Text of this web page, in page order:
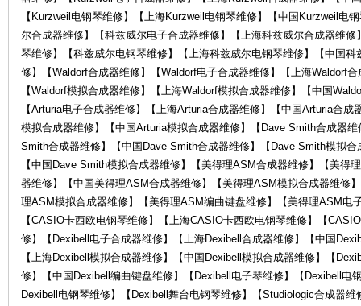
【Kurzweil电钢琴维修】【上海Kurzweil电钢琴维修】【中国Kurzweil电
尔合成器维修】【科兹威尔电子合成器维修】【上海科兹威尔合成器维
琴维修】【科兹威尔电钢琴维修】【上海科兹威尔电钢琴维修】【中国
修】【Waldorf合成器维修】【Waldorf电子合成器维修】【上海Waldorf
【Waldorf模拟合成器维修】【上海Waldorf模拟合成器维修】【中国
【Arturia电子合成器维修】【上海Arturia合成器维修】【中国Arturia合
模拟合成器维修】【中国Arturia模拟合成器维修】【Dave Smith合成器
Smith合成器维修】【中国Dave Smith合成器维修】【Dave Smith模拟
【中国Dave Smith模拟合成器维修】【美得理ASM合成器维修】【美得
器维修】【中国美得理ASM合成器维修】【美得理ASM模拟合成器维修
理ASM模拟合成器维修】【美得理ASM编曲键盘维修】【美得理ASM电
【CASIO卡西欧电钢琴维修】【上海CASIO卡西欧电钢琴维修】【
修】【Dexibell电子合成器维修】【上海Dexibell合成器维修】【中国
【上海Dexibell模拟合成器维修】【中国Dexibell模拟合成器维修】【
修】【中国Dexibell编曲键盘维修】【Dexibell电子琴维修】【Dexibell电
Dexibell电钢琴维修】【Dexibell舞台电钢琴维修】【Studiologic合成器